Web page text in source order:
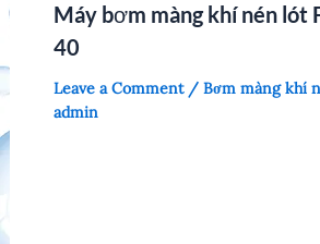
Máy bơm màng khí nén lót
40
Leave a Comment / Bơm màng khí
admin